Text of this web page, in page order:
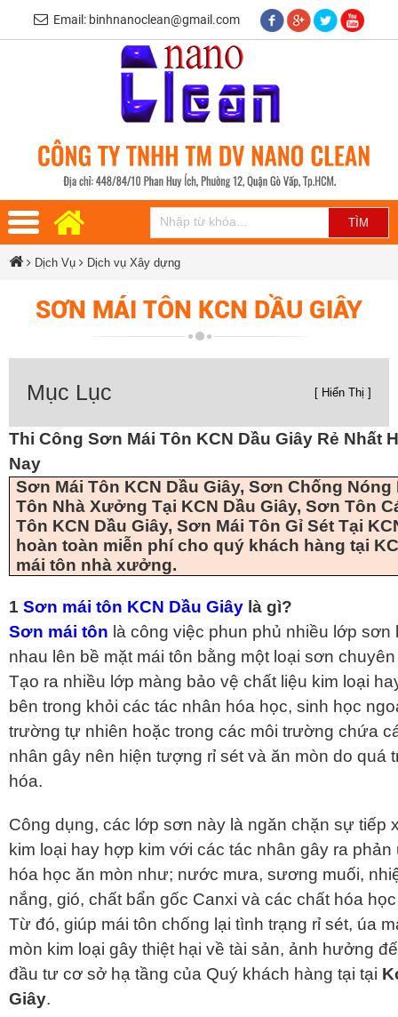
Email: binhnanoclean@gmail.com
Dịch Vụ Dịch vụ Xây dựng
SƠN MÁI TÔN KCN DẦU GIÂY
Mục Lục [ Hiển Thị ]
Thi Công Sơn Mái Tôn KCN Dầu Giây Rẻ Nhất
Nay
Sơn Mái Tôn KCN Dầu Giây, Sơn Chống
Tôn Nhà Xưởng Tại KCN Dầu Giây, Sơn Tôn
Tôn KCN Dầu Giây, Sơn Mái Tôn Gỉ Sét Tại
hoàn toàn miễn phí cho quý khách hàng tại
mái tôn nhà xưởng.
1 Sơn mái tôn KCN Dầu Giây là gì?
Sơn mái tôn là công việc phun phủ nhiều lớp sơn
nhau lên bề mặt mái tôn bằng một loại sơn
Tạo ra nhiều lớp màng bảo vệ chất liệu kim loại
bên trong khỏi các tác nhân hóa học, sinh học
trường tự nhiên hoặc trong các môi trường chứa
nhân gây nên hiện tượng rỉ sét và ăn mòn do quá
hóa.
Công dụng, các lớp sơn này là ngăn chặn sự tiếp
kim loại hay hợp kim với các tác nhân gây ra phản
hóa học ăn mòn như; nước mưa, sương muối,
nắng, gió, chất bẩn gốc Canxi và các chất hóa
Từ đó, giúp mái tôn chống lại tình trạng rỉ sét, úa
mòn kim loại gây thiệt hại về tài sản, ảnh hưởng
đầu tư cơ sở hạ tầng của Quý khách hàng tại tại
Giây.